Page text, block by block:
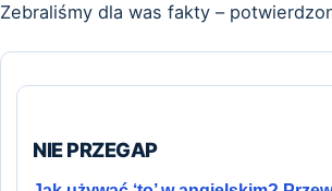
Zebraliśmy dla was fakty –
NIE PRZEGAP